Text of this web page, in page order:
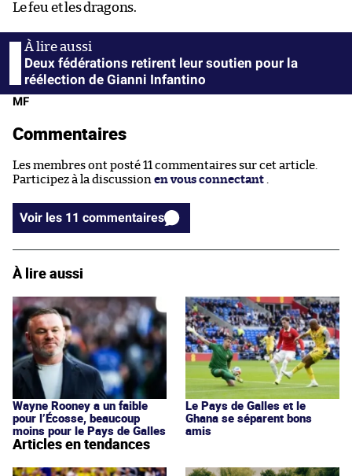
Le feu et les dragons.
Deux fédérations retirent leur soutien pour la
réélection de Gianni Infantino
MF
Commentaires
Les membres ont posté 11 commentaires sur cet article.
Participez à la discussion en vous connectant .
Voir les 11 commentaires
À lire aussi
Wayne Rooney a un faible
pour l’Écosse, beaucoup
moins pour le Pays de Galles
Le Pays de Galles et le
Ghana se séparent bons
amis
Articles en tendances